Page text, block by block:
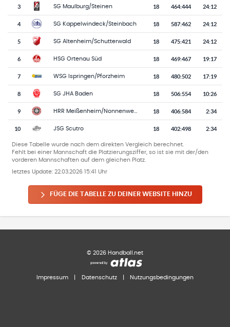
3 SG Maulburg/Steinen 18 464:444 24:12
4 SG Kappelwindeck/Steinbach 18 587:462 24:12
5 SG Altenheim/Schutterwald 18 475:421 24:12
6 HSG Ortenau Süd 18 469:467 19:17
7 WSG Ispringen/Pforzheim 18 480:502 17:19
8 SG JHA Baden 18 506:554 10:26
9 18 406:584 2:34
10 JSG Scutro 18 402:498 2:34
Diese Tabelle wurde nach dem direkten Vergleich berechnet.
Fehlt bei einer Mannschaft die Platzierungsziffer, so ist sie mit der/den
vorderen Mannschaften auf dem gleichen Platz.
letztes Update: 22.03.2026 15:41 Uhr
FÜGE DIE TABELLE ZU DEINER WEBSITE HINZU
© 2026 Handball.net
Impressum Datenschutz Nutzungsbedingungen